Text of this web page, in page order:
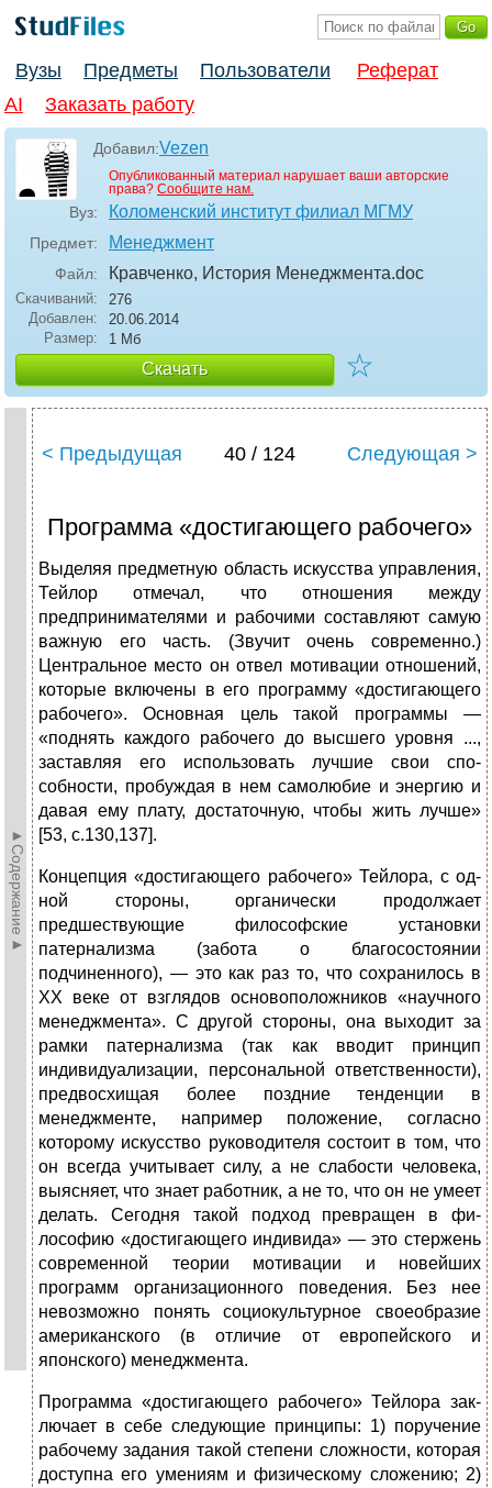
Вузы Предметы Пользователи
Реферат
AI
Заказать работу
Добавил:Vezen
Опубликованный материал нарушает ваши авторские
права? Сообщите нам.
Вуз: Коломенский институт филиал МГМУ
Предмет: Менеджмент
Файл: Кравченко, История Менеджмента.doc
Скачиваний:
276
Добавлен:
20.06.2014
Размер:
1 Мб
Скачать ☆
►Содержание►
< Предыдущая 40 / 124 Следующая >
Программа «достигающего рабочего»
Выделяя предметную область искусства управления,
Тейлор отмечал, что отношения между
предпринимате­лями и рабочими составляют самую
важную его часть. (Звучит очень современно.)
Центральное место он отвел мотивации отношений,
которые включены в его про­грамму «достигающего
рабочего». Основная цель такой программы —
«поднять каждого рабочего до высшего уровня ...,
заставляя его использовать лучшие свои спо­
собности, пробуждая в нем самолюбие и энергию и
да­вая ему плату, достаточную, чтобы жить лучше»
[53, с.130,137].
Концепция «достигающего рабочего» Тейлора, с од­
ной стороны, органически продолжает
предшествующие философские установки
патернализма (забота о благосо­стоянии
подчиненного), — это как раз то, что сохрани­лось в
XX веке от взглядов основоположников «научного
менеджмента». С другой стороны, она выходит за
рамки патернализма (так как вводит принцип
индивидуализа­ции, персональной ответственности),
предвосхищая бо­лее поздние тенденции в
менеджменте, например поло­жение, согласно
которому искусство руководителя состоит в том, что
он всегда учитывает силу, а не слабос­ти человека,
выясняет, что знает работник, а не то, что он не умеет
делать. Сегодня такой подход превращен в фи­
лософию «достигающего индивида» — это стержень
со­временной теории мотивации и новейших
программ орга­низационного поведения. Без нее
невозможно понять социокультурное своеобразие
американского (в отличие от европейского и
японского) менеджмента.
Программа «достигающего рабочего» Тейлора зак­
лючает в себе следующие принципы: 1) поручение
ра­бочему задания такой степени сложности, которая
дос­тупна его умениям и физическому сложению; 2)